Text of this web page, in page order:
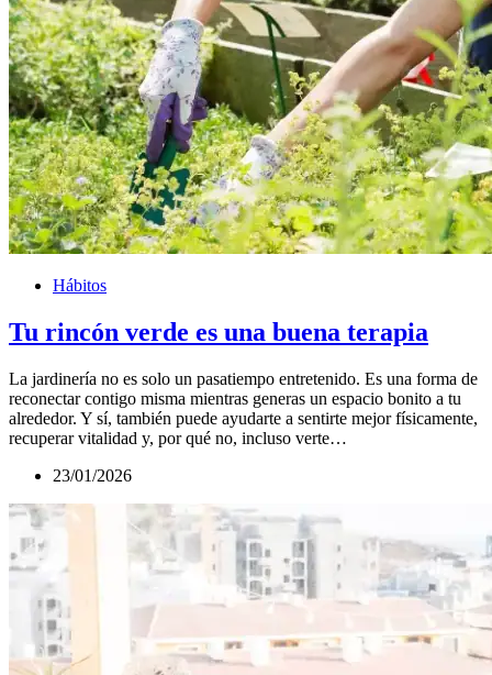
Hábitos
Tu rincón verde es una buena terapia
La jardinería no es solo un pasatiempo entretenido. Es una forma de
reconectar contigo misma mientras generas un espacio bonito a tu
alrededor. Y sí, también puede ayudarte a sentirte mejor físicamente,
recuperar vitalidad y, por qué no, incluso verte…
23/01/2026